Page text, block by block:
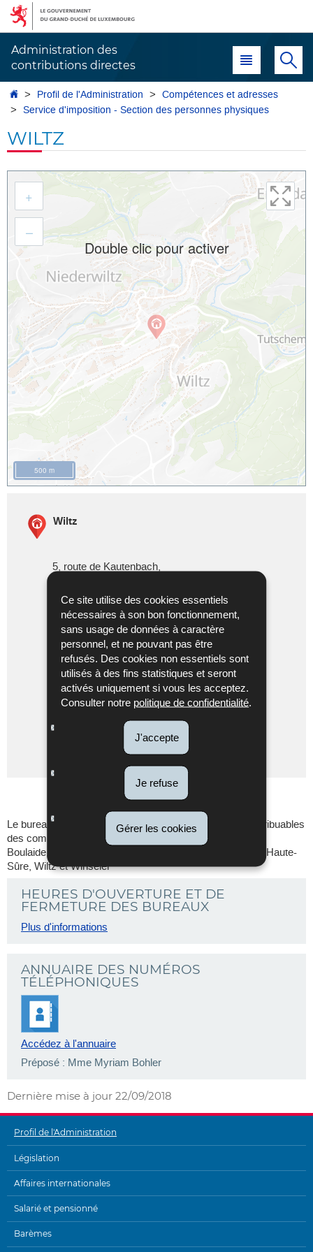
Ce site utilise des cookies essentiels
nécessaires à son bon fonctionnement,
sans usage de données à caractère
personnel, et ne pouvant pas être
refusés. Des cookies non essentiels sont
utilisés à des fins statistiques et seront
activés uniquement si vous les acceptez.
Consulter notre politique de confidentialité.
J'accepte
Je refuse
Gérer les cookies
Aller
navigation
Aller
au
Administration des
contributions directes
Menu principal
AccueilProfil de l'Administration
Compétences et adresses
Service d'imposition - Section des personnes physiques
WILTZ
Aller
l'adresse
Double clic pour activer
+
–
500 m
Wiltz
5, route de Kautenbach,
Luxembourg
Adresse postale :
B.P. 20 L-9501 Wiltz
Tél. :(+352) 247-52480
Fax :(+352) 247-53030
pphwil@co.etat.lu
Itinéraire
de Wiltz
Localisez sur la carte
Le bureau d'imposition Wiltz est compétent pour les contribuables
des communes de
Boulaide, Esch-sur-Sûre, Goesdorf, Kiischpelt, Lac de la Haute-
Sûre, Wiltz et Winseler
HEURES D'OUVERTURE ET DE
FERMETURE DES BUREAUX
Plus d'informations
ANNUAIRE DES NUMÉROS
TÉLÉPHONIQUES
Accédez à l'annuaire
Préposé : Mme Myriam Bohler
Dernière mise à jour 22/09/2018
MENU
DE
NAVIGATION
Profil de l'Administration
Législation
Affaires internationales
Salarié et pensionné
Barèmes